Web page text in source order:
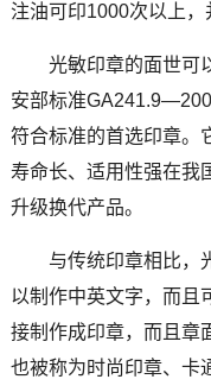
注油可印1000次以上，
光敏印章的面世可以
安部标准
符合标准的首选印章。
寿命长、适用性强在我
升级换代产品。
与传统印章相比，光
以制作中英文字，而且
接制作成印章，而且章
也被称为时尚印章、卡